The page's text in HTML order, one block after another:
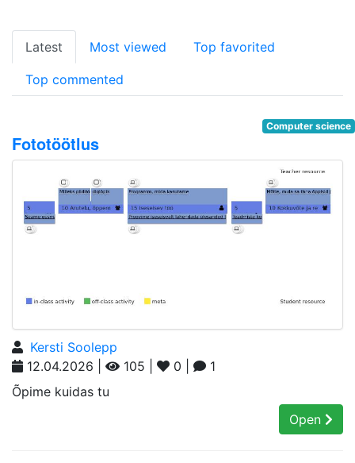
Latest Most viewed Top favorited
Top commented
Computer science
Fototöötlus
Kersti Soolepp
12.04.2026 |
105 | 0 |
1
Õpime kuidas tu
Open